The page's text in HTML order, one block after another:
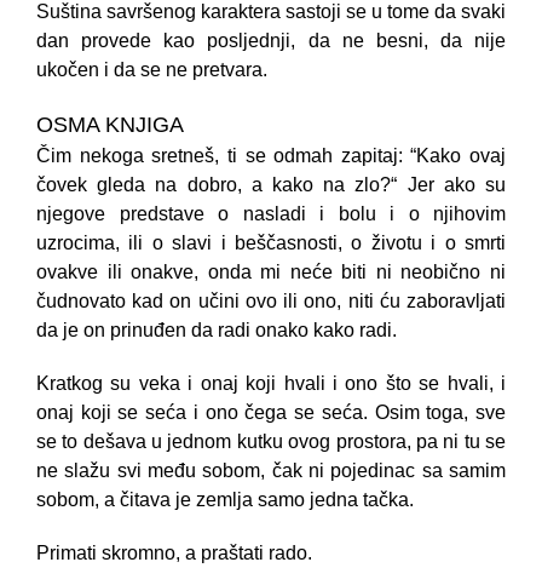
Suština savršenog karaktera sastoji se u tome da svaki
dan provede kao posljednji, da ne besni, da nije
ukočen i da se ne pretvara.
OSMA KNJIGA
Čim nekoga sretneš, ti se odmah zapitaj: “Kako ovaj
čovek gleda na dobro, a kako na zlo?“ Jer ako su
njegove predstave o nasladi i bolu i o njihovim
uzrocima, ili o slavi i beščasnosti, o životu i o smrti
ovakve ili onakve, onda mi neće biti ni neobično ni
čudnovato kad on učini ovo ili ono, niti ću zaboravljati
da je on prinuđen da radi onako kako radi.
Kratkog su veka i onaj koji hvali i ono što se hvali, i
onaj koji se seća i ono čega se seća. Osim toga, sve
se to dešava u jednom kutku ovog prostora, pa ni tu se
ne slažu svi među sobom, čak ni pojedinac sa samim
sobom, a čitava je zemlja samo jedna tačka.
Primati skromno, a praštati rado.